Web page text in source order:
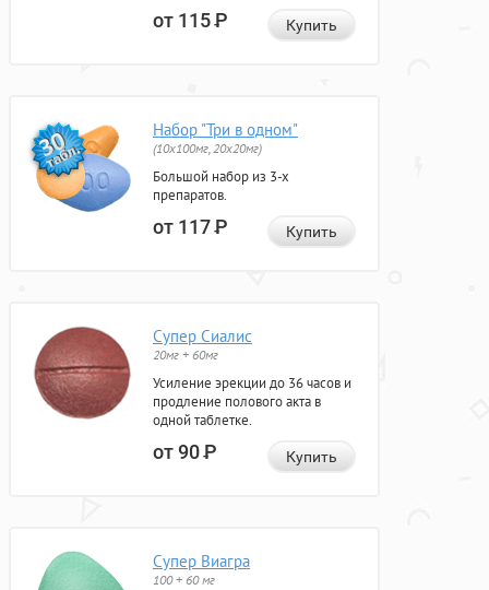
от 115Р Купить
Набор "Три в одном"
(10x100мг, 20x20мг)
Большой набор из 3-х
препаратов.
от 117Р Купить
Супер Сиалис
20мг + 60мг
Усиление эрекции до 36 часов и
продление полового акта в
одной таблетке.
от 90Р Купить
Супер Виагра
100 + 60 мг